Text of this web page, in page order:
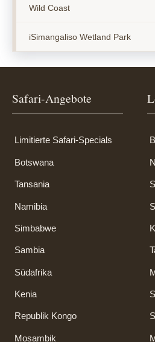
Wild Coast
iSimangaliso Wetland Park
Safari-Angebote
Limitierte Safari-Specials
Botswana
Tansania
Namibia
Simbabwe
Sambia
Südafrika
Kenia
Republik Kongo
Mosambik